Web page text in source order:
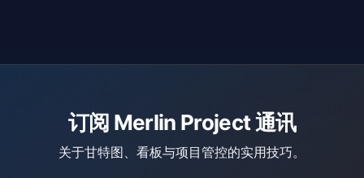
订阅 Merlin Project 通讯
关于甘特图、看板与项目管控的实用技巧。